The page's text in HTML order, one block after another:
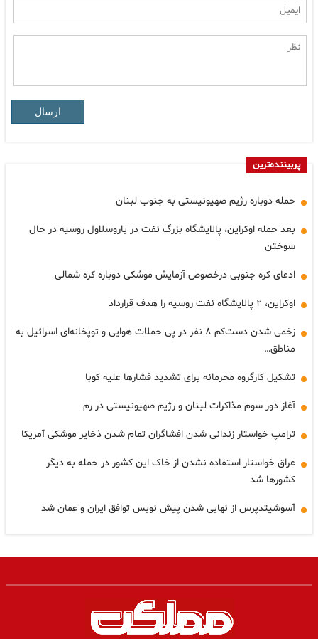
ارسال
پربیننده‌ترین
حمله دوباره رژیم صهیونیستی به جنوب لبنان
بعد حمله اوکراین، پالایشگاه بزرگ نفت در یاروسلاول روسیه در حال
سوختن
ادعای کره جنوبی درخصوص آزمایش موشکی دوباره کره شمالی
اوکراین، ۲ پالایشگاه نفت روسیه را هدف قرارداد
زخمی شدن دست‌کم ۸ نفر در پی حملات هوایی و توپخانه‌ای اسرائیل به
مناطق…
تشکیل کارگروه محرمانه برای تشدید فشارها علیه کوبا
آغاز دور سوم مذاکرات لبنان و رژیم صهیونیستی در رم
ترامپ خواستار زندانی شدن افشاگران تمام شدن ذخایر موشکی آمریکا
عراق خواستار استفاده نشدن از خاک این کشور در حمله به دیگر
کشورها شد
آسوشیتدپرس از نهایی شدن پیش نویس توافق ایران و عمان شد